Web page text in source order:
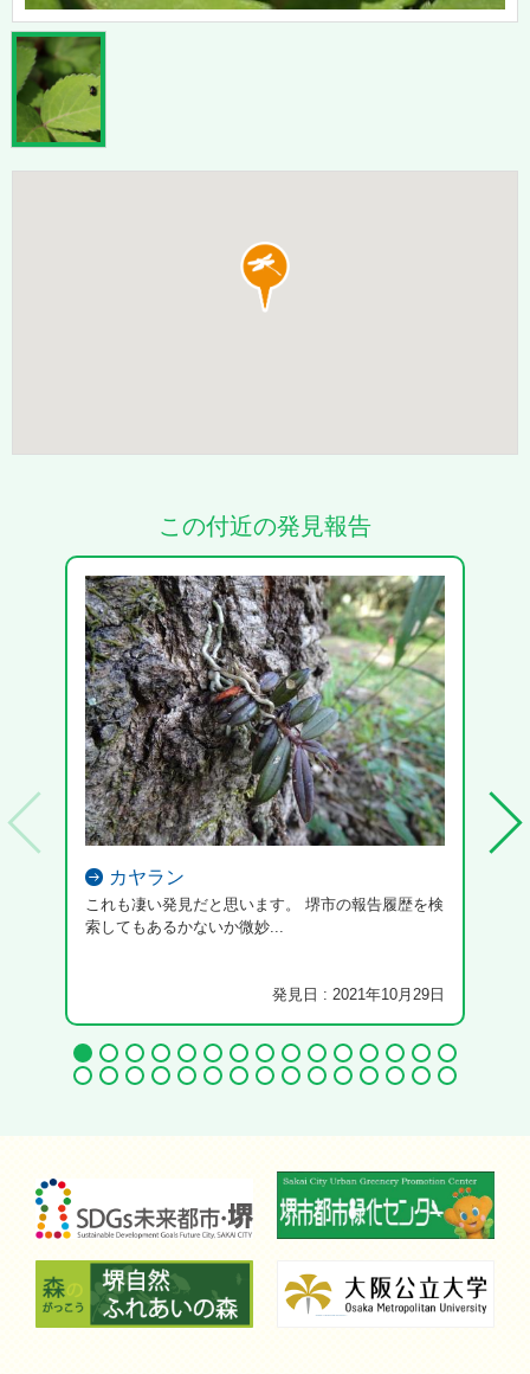
この付近の発見報告
カヤラン
これも凄い発見だと思います。 堺市の報告履歴を検
索してもあるかないか微妙...
発見日 : 2021年10月29日